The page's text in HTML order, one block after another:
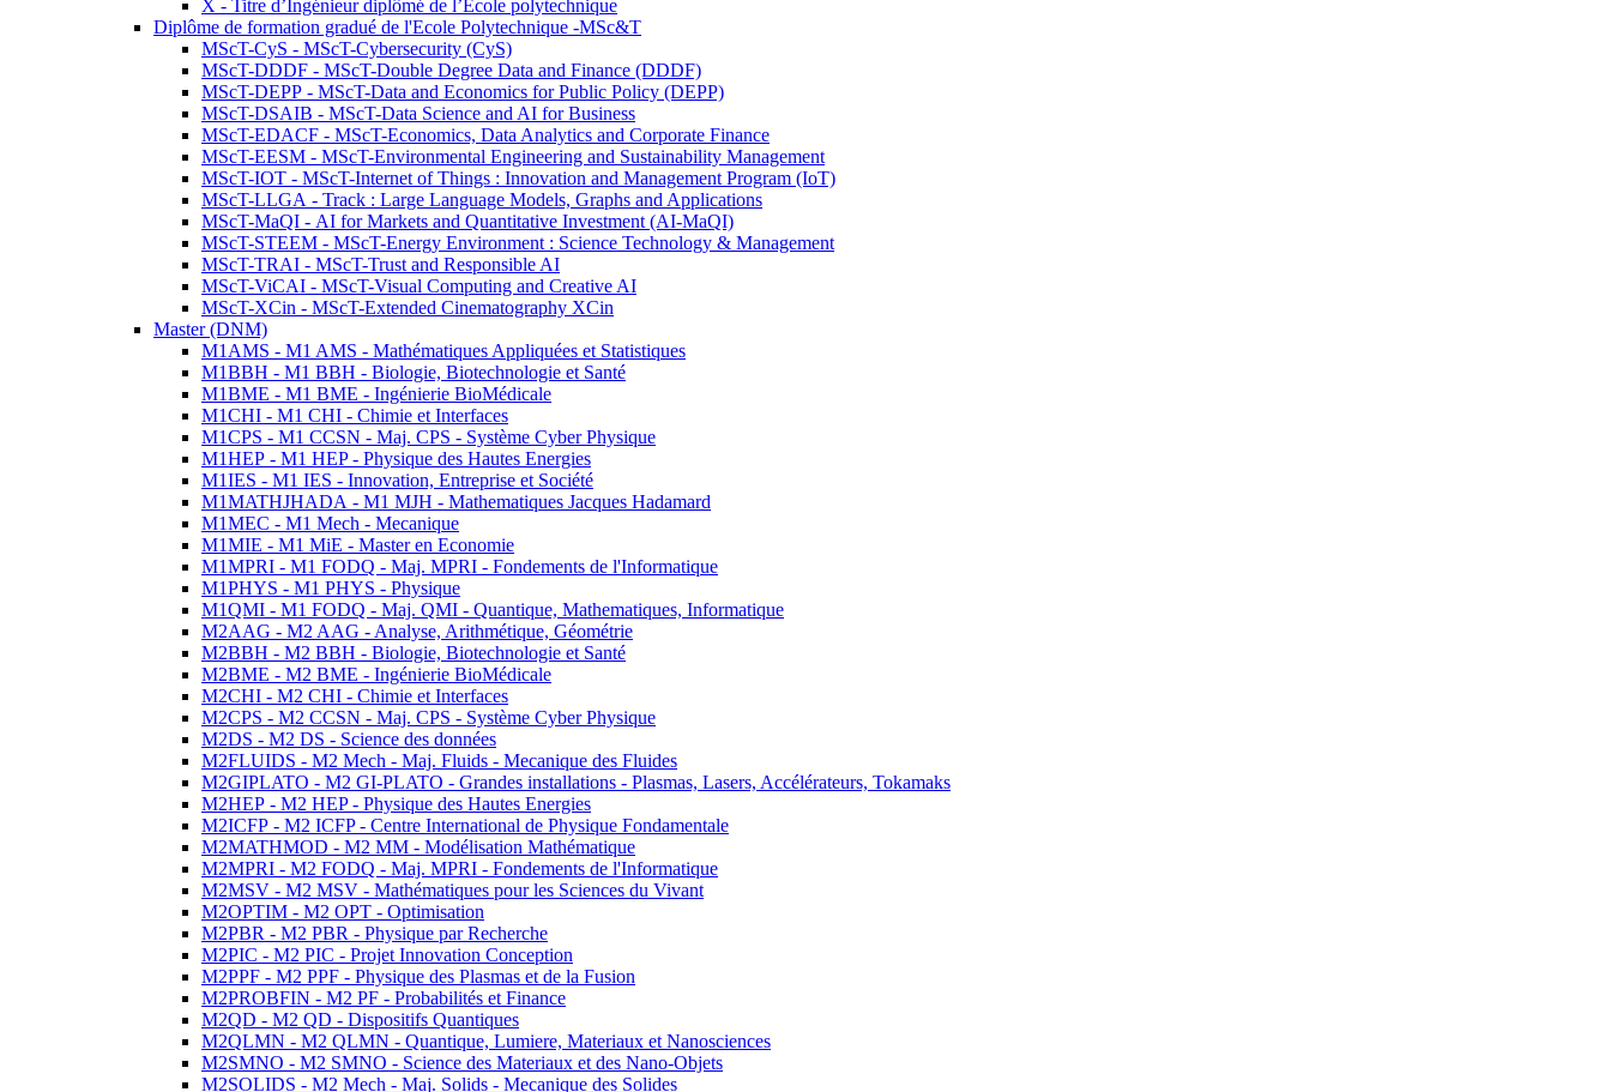
X - Titre d’Ingénieur diplômé de l’École polytechnique
Diplôme de formation gradué de l'Ecole Polytechnique -MSc&T
MScT-CyS - MScT-Cybersecurity (CyS)
MScT-DDDF - MScT-Double Degree Data and Finance (DDDF)
MScT-DEPP - MScT-Data and Economics for Public Policy (DEPP)
MScT-DSAIB - MScT-Data Science and AI for Business
MScT-EDACF - MScT-Economics, Data Analytics and Corporate Finance
MScT-EESM - MScT-Environmental Engineering and Sustainability Management
MScT-IOT - MScT-Internet of Things : Innovation and Management Program (IoT)
MScT-LLGA - Track : Large Language Models, Graphs and Applications
MScT-MaQI - AI for Markets and Quantitative Investment (AI-MaQI)
MScT-STEEM - MScT-Energy Environment : Science Technology & Management
MScT-TRAI - MScT-Trust and Responsible AI
MScT-ViCAI - MScT-Visual Computing and Creative AI
MScT-XCin - MScT-Extended Cinematography XCin
Master (DNM)
M1AMS - M1 AMS - Mathématiques Appliquées et Statistiques
M1BBH - M1 BBH - Biologie, Biotechnologie et Santé
M1BME - M1 BME - Ingénierie BioMédicale
M1CHI - M1 CHI - Chimie et Interfaces
M1CPS - M1 CCSN - Maj. CPS - Système Cyber Physique
M1HEP - M1 HEP - Physique des Hautes Energies
M1IES - M1 IES - Innovation, Entreprise et Société
M1MATHJHADA - M1 MJH - Mathematiques Jacques Hadamard
M1MEC - M1 Mech - Mecanique
M1MIE - M1 MiE - Master en Economie
M1MPRI - M1 FODQ - Maj. MPRI - Fondements de l'Informatique
M1PHYS - M1 PHYS - Physique
M1QMI - M1 FODQ - Maj. QMI - Quantique, Mathematiques, Informatique
M2AAG - M2 AAG - Analyse, Arithmétique, Géométrie
M2BBH - M2 BBH - Biologie, Biotechnologie et Santé
M2BME - M2 BME - Ingénierie BioMédicale
M2CHI - M2 CHI - Chimie et Interfaces
M2CPS - M2 CCSN - Maj. CPS - Système Cyber Physique
M2DS - M2 DS - Science des données
M2FLUIDS - M2 Mech - Maj. Fluids - Mecanique des Fluides
M2GIPLATO - M2 GI-PLATO - Grandes installations - Plasmas, Lasers, Accélérateurs, Tokamaks
M2HEP - M2 HEP - Physique des Hautes Energies
M2ICFP - M2 ICFP - Centre International de Physique Fondamentale
M2MATHMOD - M2 MM - Modélisation Mathématique
M2MPRI - M2 FODQ - Maj. MPRI - Fondements de l'Informatique
M2MSV - M2 MSV - Mathématiques pour les Sciences du Vivant
M2OPTIM - M2 OPT - Optimisation
M2PBR - M2 PBR - Physique par Recherche
M2PIC - M2 PIC - Projet Innovation Conception
M2PPF - M2 PPF - Physique des Plasmas et de la Fusion
M2PROBFIN - M2 PF - Probabilités et Finance
M2QD - M2 QD - Dispositifs Quantiques
M2QLMN - M2 QLMN - Quantique, Lumiere, Materiaux et Nanosciences
M2SMNO - M2 SMNO - Science des Materiaux et des Nano-Objets
M2SOLIDS - M2 Mech - Maj. Solids - Mecanique des Solides